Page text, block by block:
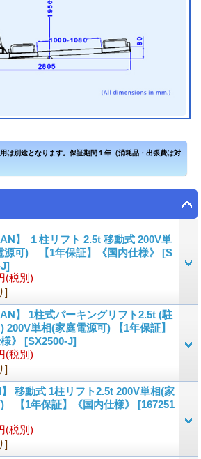
】 １柱リフト 2.5t 移動式 200V単
源可) 【1年保証】《国内仕様》 [S
]
(税別)
]
】 1柱式パーキングリフト2.5t (駐
200V単相(家庭電源可) 【1年保証】
》 [SX2500-J]
(税別)
]
】 移動式 1柱リフト2.5t 200V単相(家
【1年保証】《国内仕様》 [167251
(税別)
]